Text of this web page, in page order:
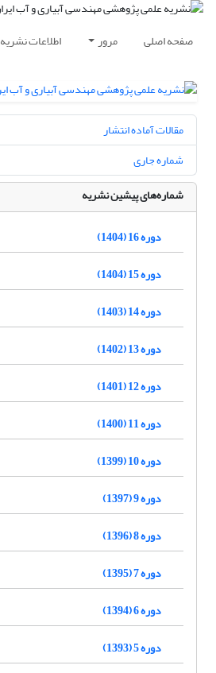
صفحه اصلی مرور اطلاعات نشریه
مقالات آماده انتشار
شماره جاری
شماره‌های پیشین نشریه
دوره 16 (1404)
دوره 15 (1404)
دوره 14 (1403)
دوره 13 (1402)
دوره 12 (1401)
دوره 11 (1400)
دوره 10 (1399)
دوره 9 (1397)
دوره 8 (1396)
دوره 7 (1395)
دوره 6 (1394)
دوره 5 (1393)